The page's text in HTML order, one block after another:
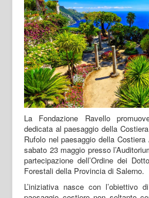
La Fondazione Ravello
dedicata al paesaggio della
Rufolo nel paesaggio della
sabato 23 maggio presso
partecipazione dell’Ordine dei
Forestali della Provincia di Salerno.
L’iniziativa nasce con l’obiettivo